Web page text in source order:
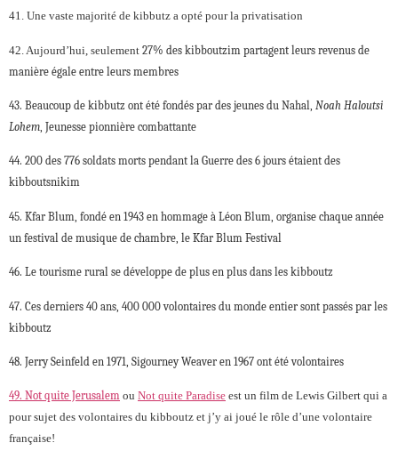
41. Une vaste majorité de kibbutz a opté pour la privatisation
42. Aujourd’hui, seulement 27% des kibboutzim partagent leurs revenus de
manière égale entre leurs membres
43. Beaucoup de kibbutz ont été fondés par des jeunes du Nahal, Noah Haloutsi
Lohem , Jeunesse pionnière combattante
44. 200 des 776 soldats morts pendant la Guerre des 6 jours étaient des
kibboutsnikim
45. Kfar Blum, fondé en 1943 en hommage à Léon Blum, organise chaque année
un festival de musique de chambre, le Kfar Blum Festival
46. Le tourisme rural se développe de plus en plus dans les kibboutz
47. Ces derniers 40 ans, 400 000 volontaires du monde entier sont passés par les
kibboutz
48. Jerry Seinfeld en 1971, Sigourney Weaver en 1967 ont été volontaires
49. Not quite Jerusalem ou Not quite Paradise est un film de Lewis Gilbert qui a
pour sujet des volontaires du kibboutz et j’y ai joué le rôle d’une volontaire
française!